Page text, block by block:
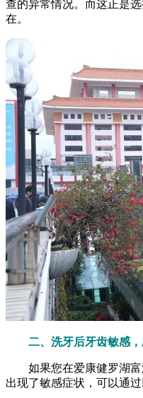
查的异常情况。而这正是
在。
二、洗牙后牙齿敏感，
如果您在爱康健罗湖富
出现了敏感症状，可以通